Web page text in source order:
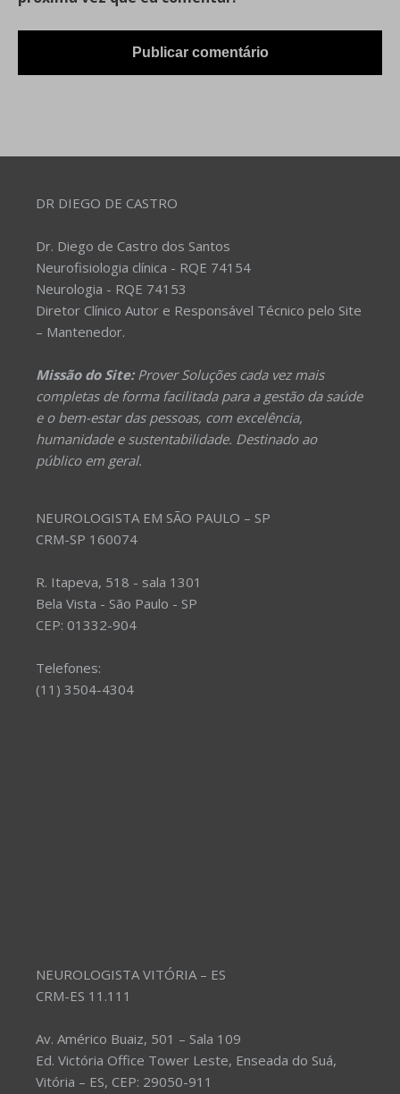
DR DIEGO DE CASTRO
Dr. Diego de Castro dos Santos
Neurofisiologia clínica - RQE 74154
Neurologia - RQE 74153
Diretor Clínico Autor e Responsável Técnico pelo Site
– Mantenedor.
Missão do Site:Prover Soluções cada vez mais
completas de forma facilitada para a gestão da saúde
e o bem-estar das pessoas, com excelência,
humanidade e sustentabilidade. Destinado ao
público em geral.
NEUROLOGISTA EM SÃO PAULO – SP
CRM-SP 160074
R. Itapeva, 518 - sala 1301
Bela Vista - São Paulo - SP
CEP: 01332-904
Telefones:
(11) 3504-4304
NEUROLOGISTA VITÓRIA – ES
CRM-ES 11.111
Av. Américo Buaiz, 501 – Sala 109
Ed. Victória Office Tower Leste, Enseada do Suá,
Vitória – ES, CEP: 29050-911